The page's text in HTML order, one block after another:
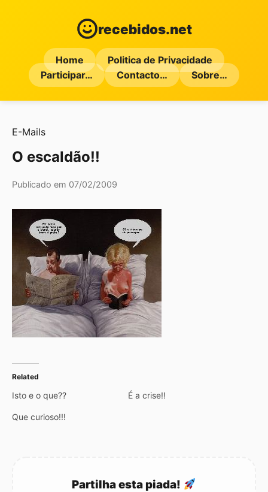
recebidos.net
Home
Politica de Privacidade
Participar…
Contacto… Sobre…
E-Mails
O escaldão!!
Publicado em 07/02/2009
Related
Isto e o que?? É a crise!!
Que curioso!!!
Partilha esta piada!